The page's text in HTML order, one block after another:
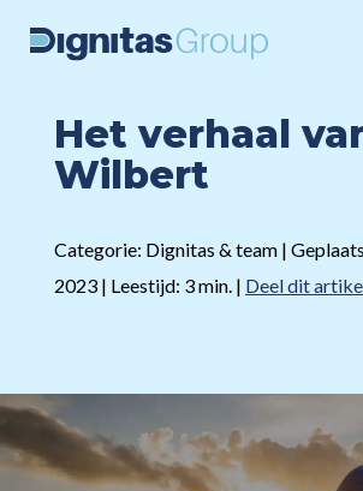
Het verhaal
Wilbert
Categorie: Dignitas & team |
2023 | Leestijd: 3 min. | Deel dit